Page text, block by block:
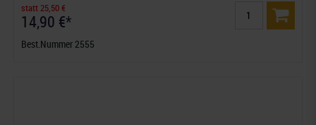
statt 25,50 €
14,90 €*
Best.Nummer 2555